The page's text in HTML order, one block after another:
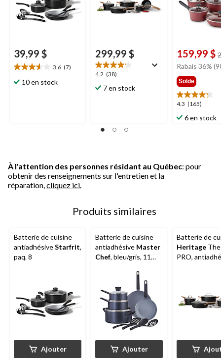
39,99 $
3.6 (7)
3.6
étoile(s)
10 en stock
299,99 $
4.2 (38)
4.2
étoile(s)
sur
7 en stock
159,99 $
Rabais 36%
Solde
4.3 (165)
4.3
étoile(s)
sur
6 en stock
À l'attention des personnes résidant au Québec: pour
obtenir des renseignements sur l'entretien et la
réparation, cliquez ici.
Produits similaires
Batterie de cuisine
antiadhésiveStarfrit,
paq. 8
Ajouter
Batterie de cuisine
antiadhésive Master
Chef, bleu/gris, 11
Ajouter
Batterie de
Heritage
PRO,